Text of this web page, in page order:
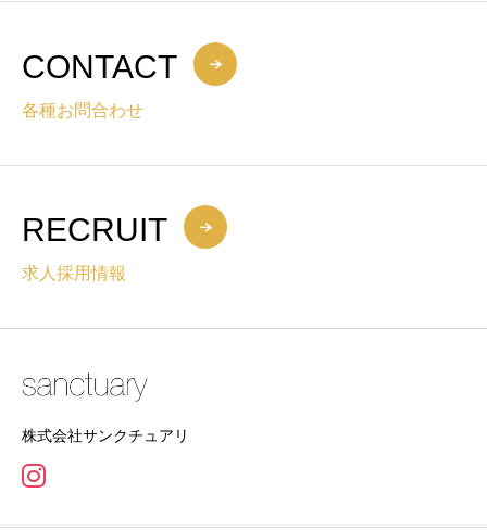
CONTACT
各種お問合わせ
RECRUIT
求人採用情報
株式会社サンクチュアリ